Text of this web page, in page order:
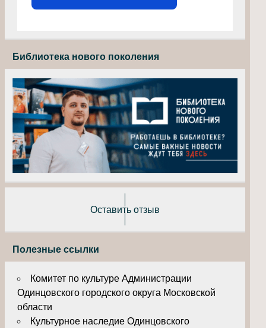
Библиотека нового поколения
Оставить отзыв
Полезные ссылки
Комитет по культуре Администрации
Одинцовского городского округа Московской
области
Культурное наследие Одинцовского